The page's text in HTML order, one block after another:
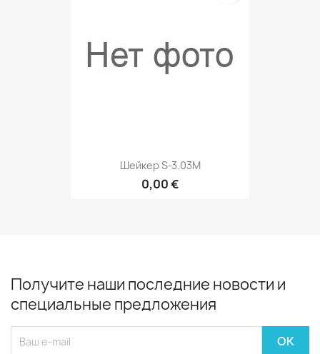
Шейкер S-3.03M
0,00 €
Получите наши последние новости и
специальные предложения